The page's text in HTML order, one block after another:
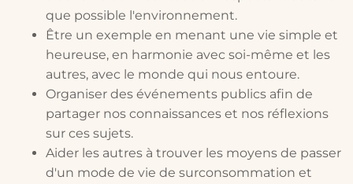
que possible l'environnement.
Être un exemple en menant une vie simple et
heureuse, en harmonie avec soi-même et les
autres, avec le monde qui nous entoure.
Organiser des événements publics afin de
partager nos connaissances et nos réflexions
sur ces sujets.
Aider les autres à trouver les moyens de passer
d'un mode de vie de surconsommation et